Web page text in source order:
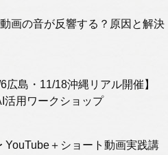
画の音が反響する？原因と解決
広島・11/18沖縄リアル開催】
活用ワークショップ
YouTube＋ショート動画実践講